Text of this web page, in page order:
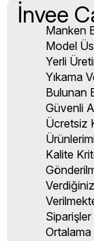
İnvee
Manken
Model
Yerli
Yıkama
Bulunan
Güvenli
Ücretsiz
Kalite
Ortalama